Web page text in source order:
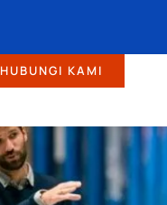
HUBUNGI KAMI